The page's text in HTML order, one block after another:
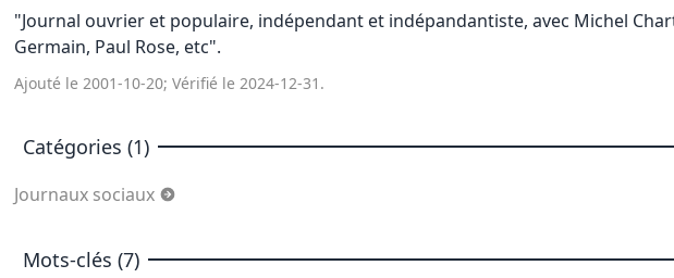
"Journal ouvrier et populaire, indépendant et indépandantiste, avec Michel
Germain, Paul Rose, etc".
Ajouté le 2001-10-20; Vérifié le 2024-12-31.
Catégories (1)
Journaux sociaux
Mots-clés (7)